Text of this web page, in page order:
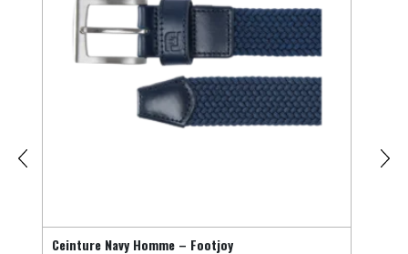
Ceinture Navy Homme – Footjoy